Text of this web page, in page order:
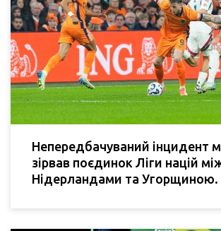
Непередбачуваний інцидент
зірвав поєдинок Ліги націй
Нідерландами та Угорщиною.